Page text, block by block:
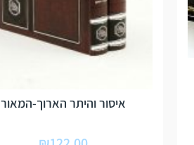
איסור והיתר הארוך-המאור